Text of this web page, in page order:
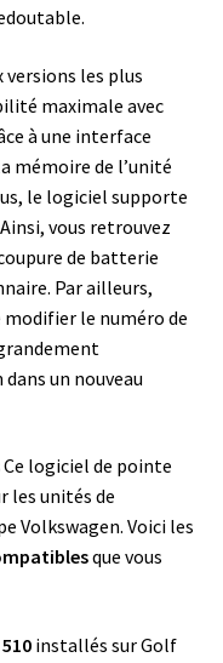
versions les plus
maximale avec
à une interface
mémoire de l’unité
le logiciel supporte
vous retrouvez
de batterie
Par ailleurs,
le numéro de
un nouveau
Ce logiciel de pointe
les unités de
Volkswagen. Voici les
que vous
510installés sur Golf